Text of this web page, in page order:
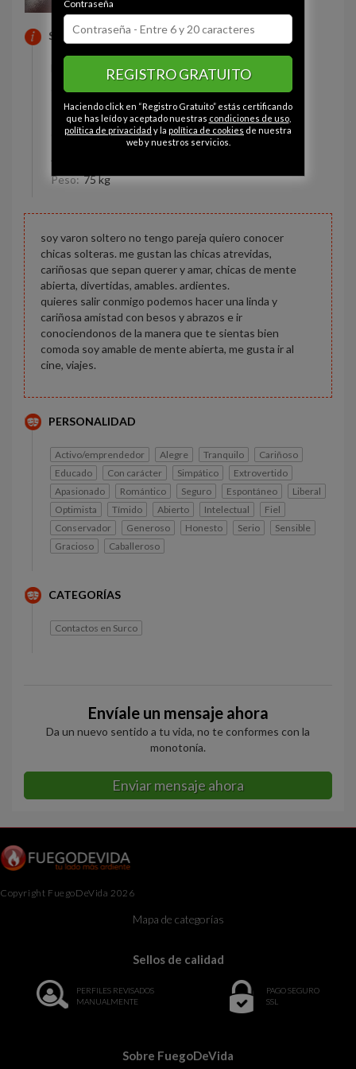
SOBRE MI
Estado civil: Soltero
Ojos: Azul-gris
Pelo: Castaño
Constitución: Voluptuoso
Peso: 75 kg
soy varon soltero no tengo pareja quiero conocer
chicas solteras. me gustan las chicas atrevidas,
cariñosas que sepan querer y amar, chicas de mente
abierta, divertidas, amables. ardientes.
quieres salir conmigo podemos hacer una linda y
cariñosa amistad con besos y abrazos e ir
conociendonos de la manera que te sientas bien
comoda soy amable de mente abierta, me gusta ir al
cine, viajes.
PERSONALIDAD
Activo/emprendedor Alegre Tranquilo
Cariñoso
Educado
Con carácter Simpático
Extrovertido
Apasionado
Romántico Seguro Espontáneo
Liberal
Optimista
Tímido Abierto Intelectual
Fiel
Conservador
Generoso Honesto Serio
Sensible
Gracioso
Caballeroso
CATEGORÍAS
Contactos en Surco
Envíale un mensaje ahora
Da un nuevo sentido a tu vida, no te conformes con la
monotonía.
Enviar mensaje ahora
Contraseña
REGISTRO GRATUITO
Haciendo click en “Registro Gratuito” estás certificando
que has leído y aceptado nuestras condiciones de uso,
política de privacidad y la política de cookies de nuestra
web y nuestros servicios.
Copyright FuegoDeVida 2026
Mapa de categorías
Sellos de calidad
PERFILES REVISADOS
MANUALMENTE
PAGO SEGURO
SSL
Sobre FuegoDeVida